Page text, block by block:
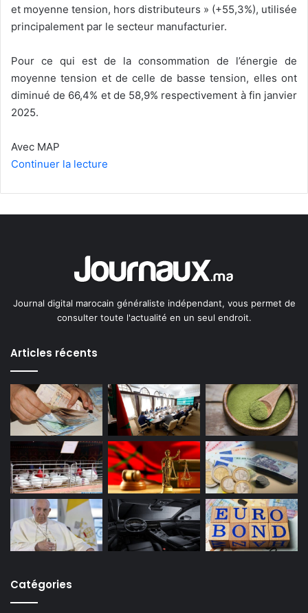
et moyenne tension, hors distributeurs » (+55,3%), utilisée
principalement par le secteur manufacturier.
Pour ce qui est de la consommation de l’énergie de
moyenne tension et de celle de basse tension, elles ont
diminué de 66,4% et de 58,9% respectivement à fin janvier
2025.
Avec MAP
Continuer la lecture
Journal digital marocain généraliste indépendant, vous permet de
consulter toute l'actualité en un seul endroit.
Articles récents
Catégories